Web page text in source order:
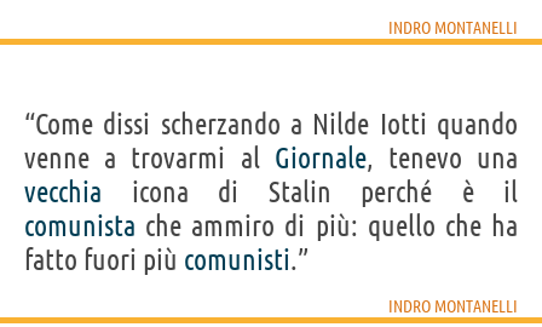
INDRO MONTANELLI
“Come dissi scherzando a Nilde Iotti quando
venne a trovarmi al Giornale, tenevo una
vecchia icona di Stalin perché è il
comunista che ammiro di più: quello che ha
fatto fuori più comunisti.”
INDRO MONTANELLI